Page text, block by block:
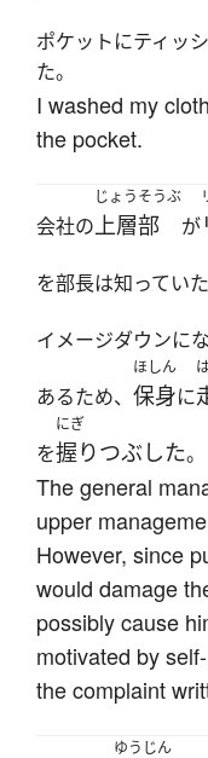
ポケットにティッ
た。
I washed my
the pocket.
会社の
じょうそうぶ
上層部 が
を部長は知っていた
イメージダウンに
あるため、
ほしん
保身に
を
にぎ
握りつぶした。
The general
upper
However, since
would damage
possibly cause
motivated by
the complaint
ゆうじん